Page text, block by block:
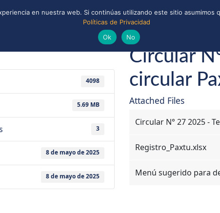
CONVENIOS Y ALIANZAS
BIBLIOTECA
4098
5.69 MB
3
8 de mayo de 2025
8 de mayo de 2025
Circular
circular
Attached Files
Circular N° 27 2025 -
Registro_Paxtu.xlsx
Menú sugerido para
en nuestra web. Si continúas utilizando este sitio
Políticas de Privacidad
Ok
No